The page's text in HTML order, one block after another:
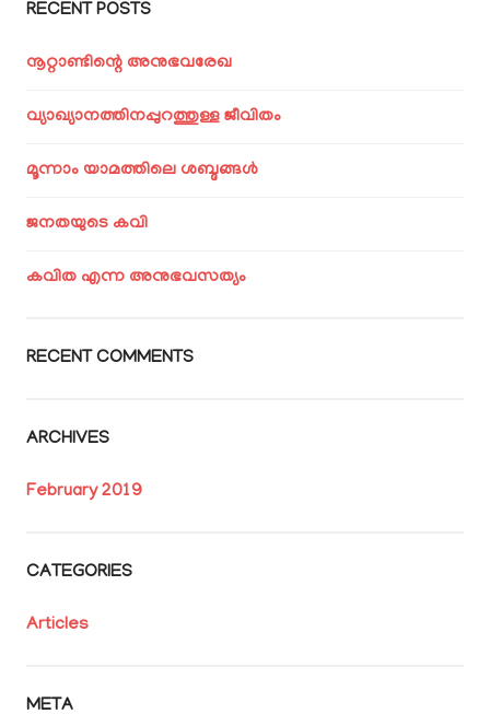
RECENT POSTS
നൂറ്റാണ്ടിന്റെ അനുഭവരേഖ
വ്യാഖ്യാനത്തിനപ്പുറത്തുള്ള ജീവിതം
മൂന്നാം യാമത്തിലെ ശബ്ദങ്ങൾ
ജനതയുടെ കവി
കവിത എന്ന അനുഭവസത്യം
RECENT COMMENTS
ARCHIVES
February 2019
CATEGORIES
Articles
META